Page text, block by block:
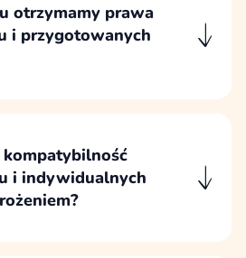
otrzymamy prawa
i przygotowanych
polami eksploatacji.
kompatybilność
i indywidualnych